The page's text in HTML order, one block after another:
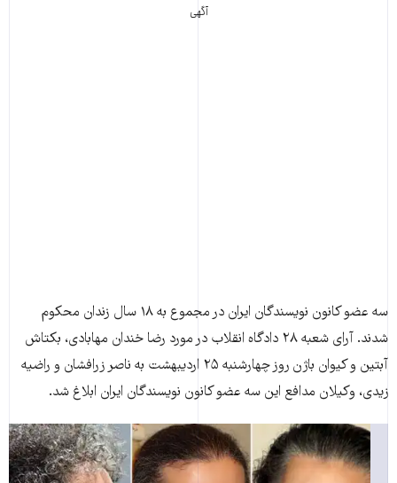
آگهی
سه عضو کانون نویسندگان ایران در مجموع به ۱۸ سال زندان محکوم
شدند. آرای شعبه‌ ۲۸ دادگاه انقلاب در مورد رضا خندان مهابادی، بکتاش
آبتین و کیوان باژن روز چهارشنبه ۲۵ اردیبهشت به ناصر زرافشان و راضیه
زیدی، وکیلان مدافع این سه عضو کانون نویسندگان ایران ابلاغ شد.